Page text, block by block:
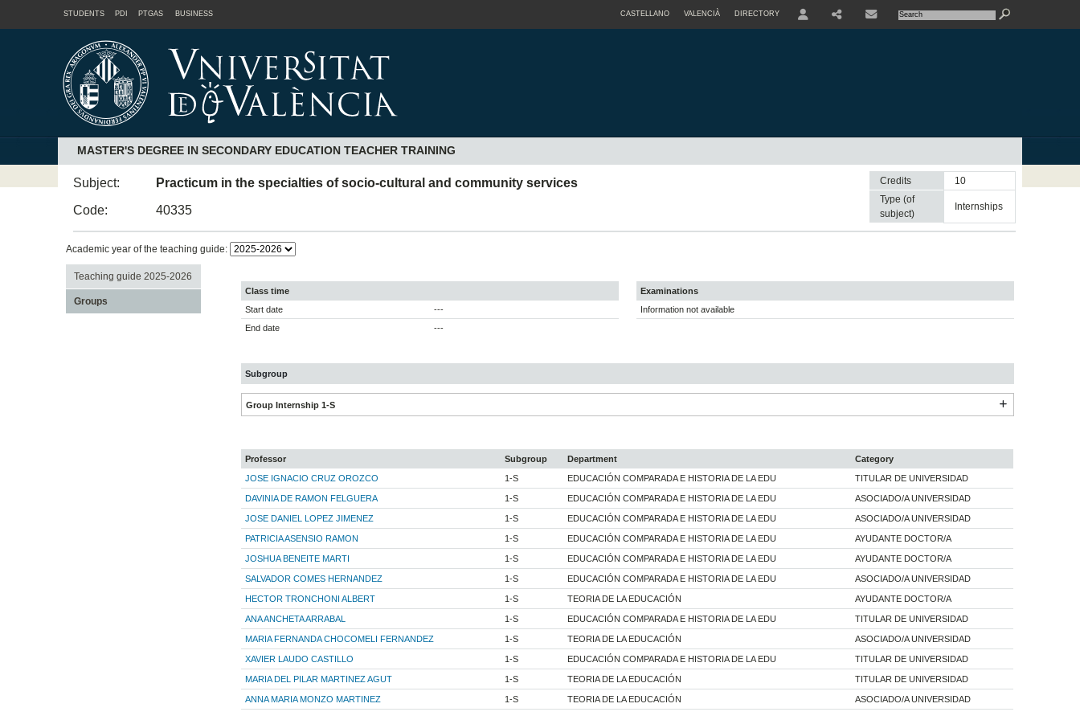
STUDENTS PDI PTGAS BUSINESS CASTELLANO VALENCIÀ DIRECTORY
MASTER'S DEGREE IN SECONDARY EDUCATION TEACHER TRAINING
Subject:
Practicum in the specialties of socio-cultural and community services
Code:
40335
Credits
10
Type (of
subject)
internships
Academic year of the teaching guide:
Teaching guide 2025-2026
Groups
Class time
Start date
---
End date
---
Examinations
Information not available
Subgroup
Group Internship 1-S
Professor Subgroup Department
Category
JOSE IGNACIO CRUZ OROZCO
1-S EDUCACIÓN COMPARADA E HISTORIA DE LA EDU TITULAR DE UNIVERSIDAD
DAVINIA DE RAMON FELGUERA 1-S EDUCACIÓN COMPARADA E HISTORIA DE LA EDU ASOCIADO/A UNIVERSIDAD
JOSE DANIEL LOPEZ JIMENEZ 1-S EDUCACIÓN COMPARADA E HISTORIA DE LA EDU ASOCIADO/A UNIVERSIDAD
PATRICIA ASENSIO RAMON 1-S EDUCACIÓN COMPARADA E HISTORIA DE LA EDU AYUDANTE DOCTOR/A
JOSHUA BENEITE MARTI 1-S EDUCACIÓN COMPARADA E HISTORIA DE LA EDU AYUDANTE DOCTOR/A
SALVADOR COMES HERNANDEZ 1-S EDUCACIÓN COMPARADA E HISTORIA DE LA EDU ASOCIADO/A UNIVERSIDAD
HECTOR TRONCHONI ALBERT 1-S TEORIA DE LA EDUCACIÓN AYUDANTE DOCTOR/A
ANA ANCHETA ARRABAL 1-S EDUCACIÓN COMPARADA E HISTORIA DE LA EDU TITULAR DE UNIVERSIDAD
MARIA FERNANDA CHOCOMELI FERNANDEZ 1-S TEORIA DE LA EDUCACIÓN ASOCIADO/A UNIVERSIDAD
XAVIER LAUDO CASTILLO 1-S EDUCACIÓN COMPARADA E HISTORIA DE LA EDU TITULAR DE UNIVERSIDAD
MARIA DEL PILAR MARTINEZ AGUT 1-S TEORIA DE LA EDUCACIÓN TITULAR DE UNIVERSIDAD
ANNA MARIA MONZO MARTINEZ 1-S TEORIA DE LA EDUCACIÓN ASOCIADO/A UNIVERSIDAD